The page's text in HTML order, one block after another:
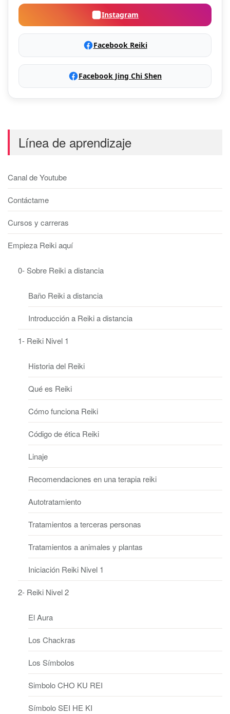
Instagram
Facebook Reiki
Facebook Jing Chi Shen
Línea de aprendizaje
Canal de Youtube
Contáctame
Cursos y carreras
Empieza Reiki aquí
0- Sobre Reiki a distancia
Baño Reiki a distancia
Introducción a Reiki a distancia
1- Reiki Nivel 1
Historia del Reiki
Qué es Reiki
Cómo funciona Reiki
Código de ética Reiki
Linaje
Recomendaciones en una terapia reiki
Autotratamiento
Tratamientos a terceras personas
Tratamientos a animales y plantas
Iniciación Reiki Nivel 1
2- Reiki Nivel 2
El Aura
Los Chackras
Los Símbolos
Simbolo CHO KU REI
Símbolo SEI HE KI